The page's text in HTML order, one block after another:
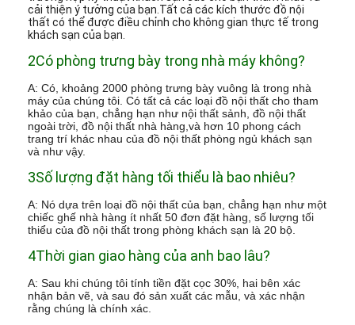
cải thiện ý tưởng của bạn.Tất cả các kích thước đồ nội
thất có thể được điều chỉnh cho không gian thực tế trong
khách sạn của bạn.
2Có phòng trưng bày trong nhà máy không?
A: Có, khoảng 2000 phòng trưng bày vuông là trong nhà
máy của chúng tôi. Có tất cả các loại đồ nội thất cho tham
khảo của bạn, chẳng hạn như nội thất sảnh, đồ nội thất
ngoài trời, đồ nội thất nhà hàng,và hơn 10 phong cách
trang trí khác nhau của đồ nội thất phòng ngủ khách sạn
và như vậy.
3Số lượng đặt hàng tối thiểu là bao nhiêu?
A: Nó dựa trên loại đồ nội thất của bạn, chẳng hạn như một
chiếc ghế nhà hàng ít nhất 50 đơn đặt hàng, số lượng tối
thiểu của đồ nội thất trong phòng khách sạn là 20 bộ.
4Thời gian giao hàng của anh bao lâu?
A: Sau khi chúng tôi tính tiền đặt cọc 30%, hai bên xác
nhận bản vẽ, và sau đó sản xuất các mẫu, và xác nhận
rằng chúng là chính xác.